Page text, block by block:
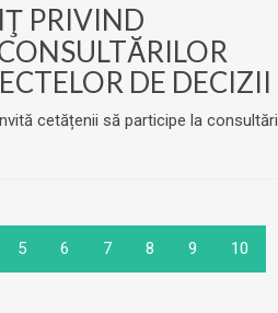
PRIVIND
DE DECIZII
cetățenii să participe la consultări
5 6 7 8 9 10